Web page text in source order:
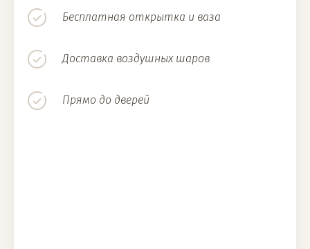
Бесплатная открытка и ваза
Доставка воздушных шаров
Прямо до дверей